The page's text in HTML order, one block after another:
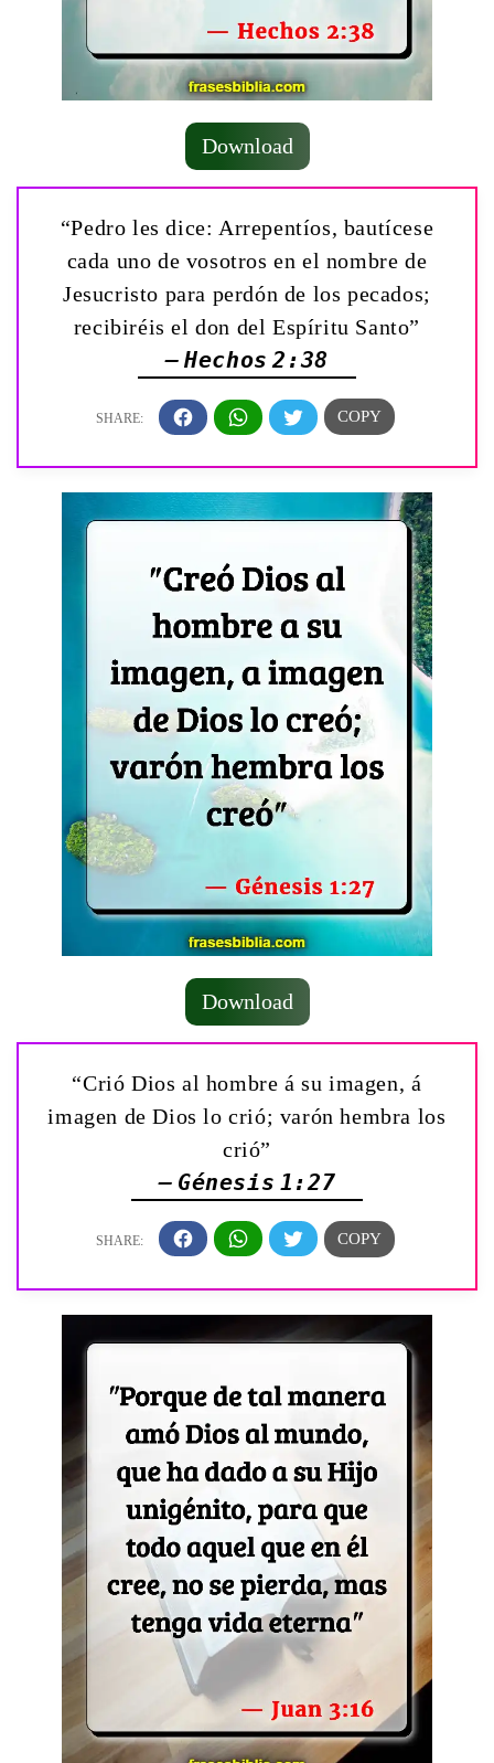
Download
“Pedro les dice: Arrepentíos, bautícese
cada uno de vosotros en el nombre de
Jesucristo para perdón de los pecados;
recibiréis el don del Espíritu Santo”
— Hechos 2:38
Download
“Crió Dios al hombre á su imagen, á
imagen de Dios lo crió; varón hembra los
crió”
— Génesis 1:27